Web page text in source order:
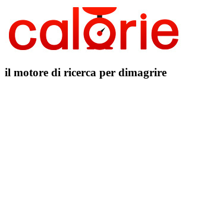
il motore di ricerca per dimagrire